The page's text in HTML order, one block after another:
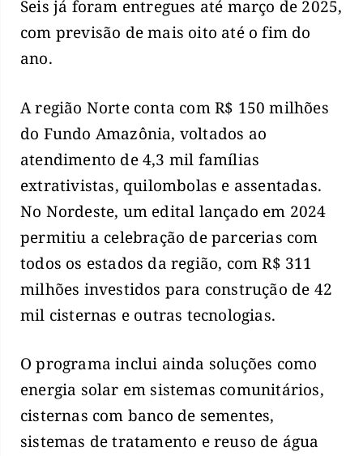
Seis já foram entregues até março de 2025,
com previsão de mais oito até o fim do
ano.
A região Norte conta com R$ 150 milhões
do Fundo Amazônia, voltados ao
atendimento de 4,3 mil famílias
extrativistas, quilombolas e assentadas.
No Nordeste, um edital lançado em 2024
permitiu a celebração de parcerias com
todos os estados da região, com R$ 311
milhões investidos para construção de 42
mil cisternas e outras tecnologias.
O programa inclui ainda soluções como
energia solar em sistemas comunitários,
cisternas com banco de sementes,
sistemas de tratamento e reuso de água